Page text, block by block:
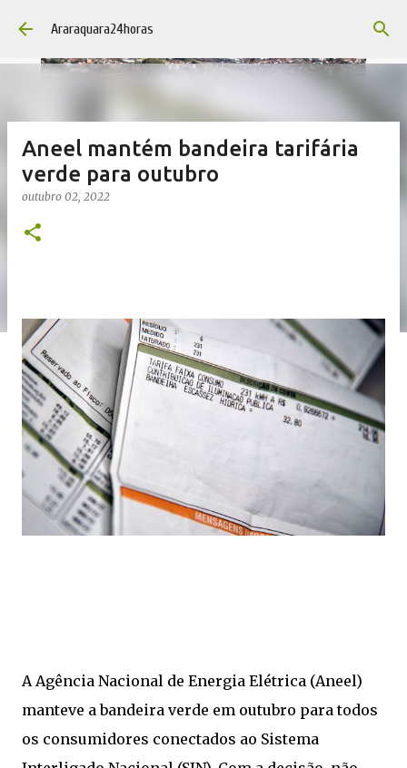
Pular para o conteúdo principal
Araraquara24horas
Aneel mantém bandeira tarifária
verde para outubro
outubro 02, 2022
A Agência Nacional de Energia Elétrica (Aneel)
manteve a bandeira verde em outubro para todos
os consumidores conectados ao Sistema